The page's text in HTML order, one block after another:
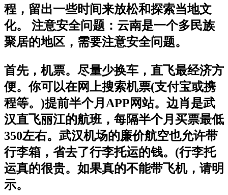
程，留出一些时间来放松和探索当地文
化。 注意安全问题：云南是一个多民族
聚居的地区，需要注意安全问题。
首先，机票。尽量少换车，直飞最经济方
便。你可以在网上搜索机票(支付宝或携
程等。)提前半个月APP网站。边肖是武
汉直飞丽江的航班，每隔半个月买票最低
350左右。武汉机场的廉价航空也允许带
行李箱，省去了行李托运的钱。(行李托
运真的很贵。如果真的不能带飞机，请明
示。